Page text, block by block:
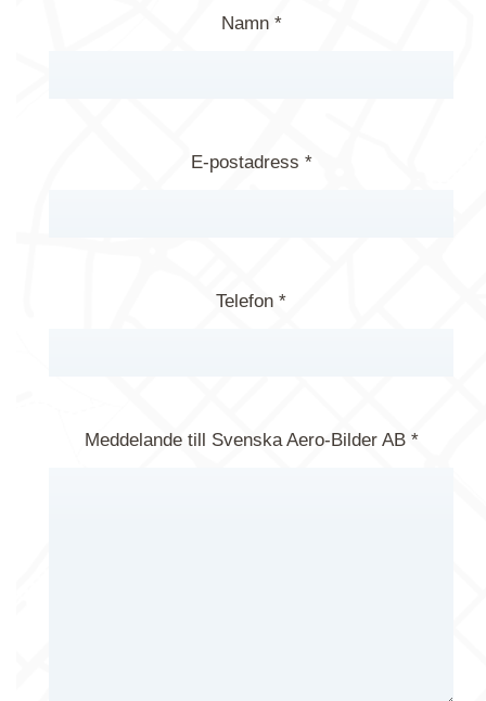
Namn *
E-postadress *
Telefon *
Meddelande till Svenska Aero-Bilder AB *